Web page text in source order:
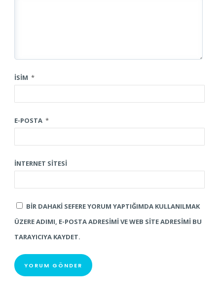
İSIM *
E-POSTA *
İNTERNET SITESI
BIR DAHAKI SEFERE YORUM YAPTIĞIMDA KULLANILMAK
ÜZERE ADIMI, E-POSTA ADRESIMI VE WEB SITE ADRESIMI BU
TARAYICIYA KAYDET.